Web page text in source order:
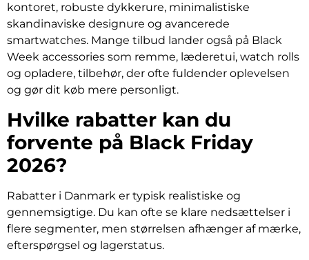
kontoret, robuste dykkerure, minimalistiske
skandinaviske designure og avancerede
smartwatches. Mange tilbud lander også på Black
Week accessories som remme, læderetui, watch rolls
og opladere, tilbehør, der ofte fuldender oplevelsen
og gør dit køb mere personligt.
Hvilke rabatter kan du
forvente på Black Friday
2026?
Rabatter i Danmark er typisk realistiske og
gennemsigtige. Du kan ofte se klare nedsættelser i
flere segmenter, men størrelsen afhænger af mærke,
efterspørgsel og lagerstatus.